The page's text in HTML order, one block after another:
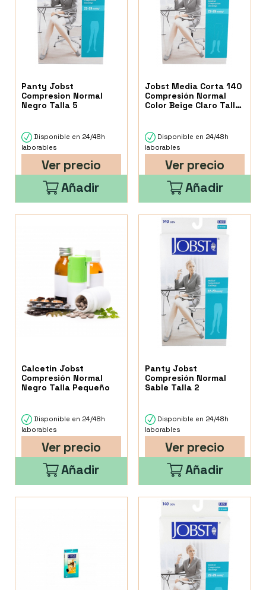
Panty Jobst
Compresion Normal
Negro Talla 5
Disponible en 24/48h
laborables
Ver precio
Añadir
Jobst Media Corta 140
Compresión Normal
Color Beige Claro Talla
Disponible en 24/48h
laborables
Ver precio
Añadir
Calcetin Jobst
Compresión Normal
Negro Talla Pequeño
Disponible en 24/48h
laborables
Ver precio
Añadir
Panty Jobst
Compresión Normal
Sable Talla 2
Disponible en 24/48h
laborables
Ver precio
Añadir